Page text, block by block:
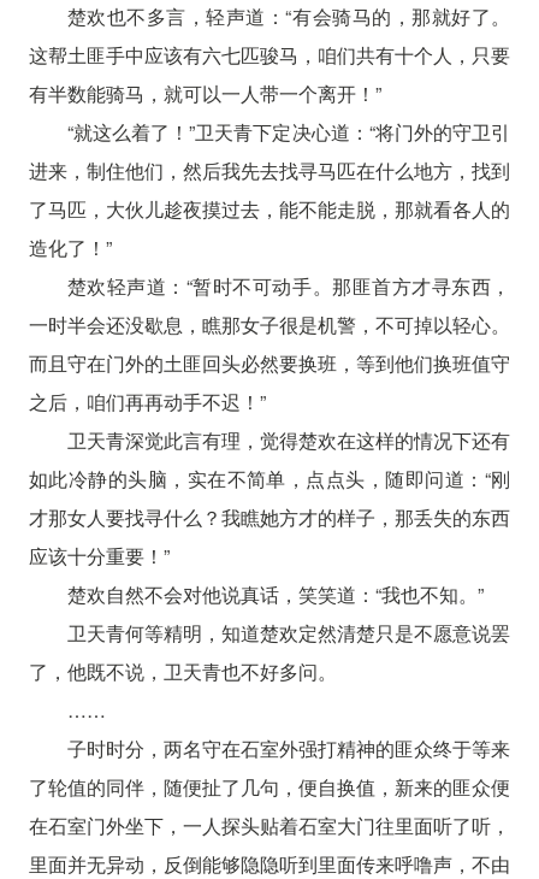
楚欢也不多言，轻声道：“有会骑马的，那就好了。
这帮土匪手中应该有六七匹骏马，咱们共有十个人，只要
有半数能骑马，就可以一人带一个离开！”
“就这么着了！”卫天青下定决心道：“将门外的守卫引
进来，制住他们，然后我先去找寻马匹在什么地方，找到
了马匹，大伙儿趁夜摸过去，能不能走脱，那就看各人的
造化了！”
楚欢轻声道：“暂时不可动手。那匪首方才寻东西，
一时半会还没歇息，瞧那女子很是机警，不可掉以轻心。
而且守在门外的土匪回头必然要换班，等到他们换班值守
之后，咱们再再动手不迟！”
卫天青深觉此言有理，觉得楚欢在这样的情况下还有
如此冷静的头脑，实在不简单，点点头，随即问道：“刚
才那女人要找寻什么？我瞧她方才的样子，那丢失的东西
应该十分重要！”
楚欢自然不会对他说真话，笑笑道：“我也不知。”
卫天青何等精明，知道楚欢定然清楚只是不愿意说罢
了，他既不说，卫天青也不好多问。
……
子时时分，两名守在石室外强打精神的匪众终于等来
了轮值的同伴，随便扯了几句，便自换值，新来的匪众便
在石室门外坐下，一人探头贴着石室大门往里面听了听，
里面并无异动，反倒能够隐隐听到里面传来呼噜声，不由